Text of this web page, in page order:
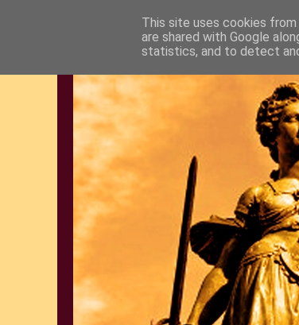
This site uses cookies
are shared with Google
statistics, and to detect